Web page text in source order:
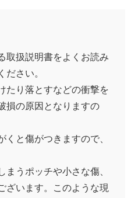
取扱説明書をよくお読み
ださい。
たり落とすなどの衝撃を
損の原因となりますの
くと傷がつきますので、
うポッチや小さな傷、
ざいます。このような現